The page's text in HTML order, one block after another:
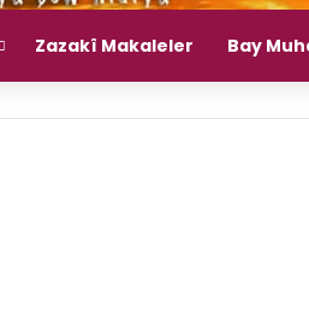
Zazakî Makaleler Bay